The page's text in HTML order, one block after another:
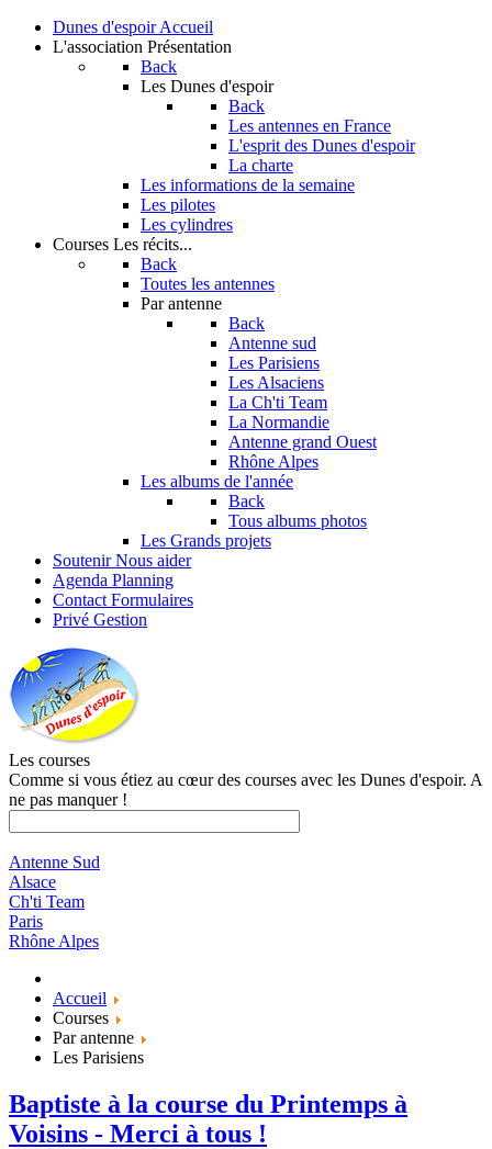
Dunes d'espoir Accueil
L'association Présentation
Back
Les Dunes d'espoir
Back
Les antennes en France
L'esprit des Dunes d'espoir
La charte
Les informations de la semaine
Les pilotes
Les cylindres
Courses Les récits...
Back
Toutes les antennes
Par antenne
Back
Antenne sud
Les Parisiens
Les Alsaciens
La Ch'ti Team
La Normandie
Antenne grand Ouest
Rhône Alpes
Les albums de l'année
Back
Tous albums photos
Les Grands projets
Soutenir Nous aider
Agenda Planning
Contact Formulaires
Privé Gestion
Les courses
Comme si vous étiez au cœur des courses avec les Dunes d'espoir. A
ne pas manquer !
Antenne Sud
Alsace
Ch'ti Team
Paris
Rhône Alpes
Accueil
Courses
Par antenne
Les Parisiens
Baptiste à la course du Printemps à
Voisins - Merci à tous !